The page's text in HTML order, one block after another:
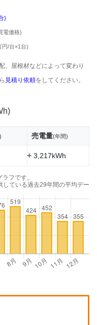
)
電価格)
円/台×1台)
、屋根材などによって変わり
見積り依頼をしてください。
売電量(年間)
+3,217kWh
フです。
している過去29年間の平均デー